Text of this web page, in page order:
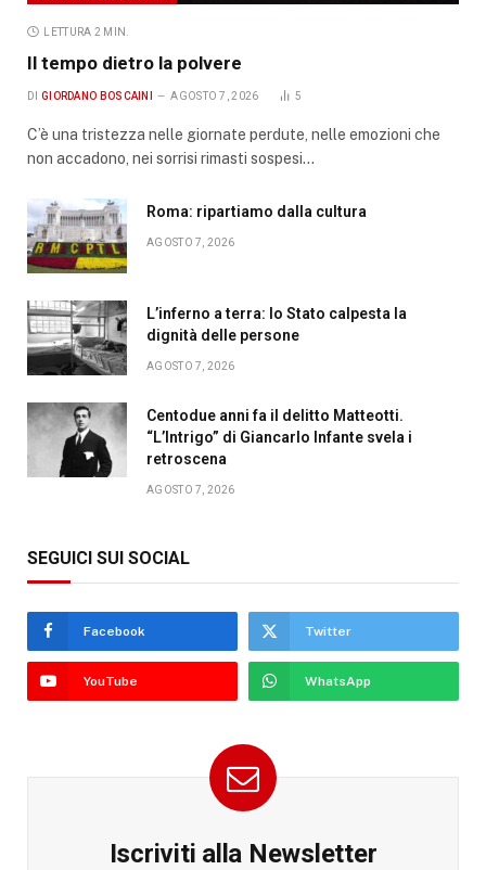
LETTURA 2 MIN.
Il tempo dietro la polvere
DI GIORDANO BOSCAINI AGOSTO 7, 2026 5
C’è una tristezza nelle giornate perdute, nelle emozioni che
non accadono, nei sorrisi rimasti sospesi…
Roma: ripartiamo dalla cultura
AGOSTO 7, 2026
L’inferno a terra: lo Stato calpesta la
dignità delle persone
AGOSTO 7, 2026
Centodue anni fa il delitto Matteotti.
“L’Intrigo” di Giancarlo Infante svela i
retroscena
AGOSTO 7, 2026
SEGUICI SUI SOCIAL
Facebook Twitter
YouTube WhatsApp
Iscriviti alla Newsletter